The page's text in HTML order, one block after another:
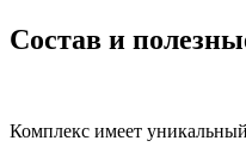
Состав и
Комплекс имеет